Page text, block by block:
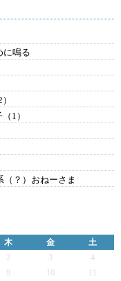
に鳴る
1）
？）おねーさま
木 金
土
2 3
4
9